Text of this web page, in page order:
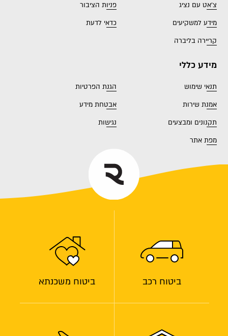
ביטוח רכב ביטוח משכנתא
צ'אט עם נציג
פניות הציבור
מידע למשקיעים
כדאי לדעת
קריירה בליברה
מידע כללי
תנאי שימוש
הגנת הפרטיות
אמנת שירות
אבטחת מידע
תקנונים ומבצעים
נגישות
מפת אתר